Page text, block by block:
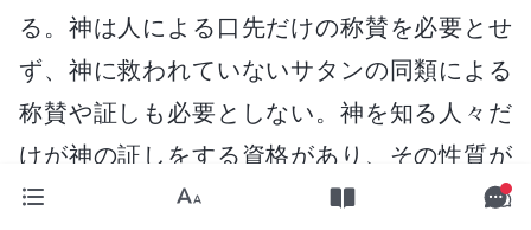
る。神は人による口先だけの称賛を必要とせ
ず、神に救われていないサタンの同類による
称賛や証しも必要としない。神を知る人々だ
けが神の証しをする資格があり、その性質が
変化させられた人々だけが神の証しをする資